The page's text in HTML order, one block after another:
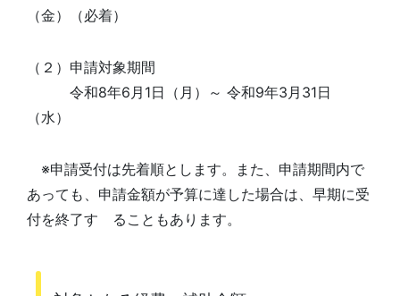
（金）（必着）
（２）申請対象期間
令和8年6月1日（月）～ 令和9年3月31日
（水）
※申請受付は先着順とします。また、申請期間内で
あっても、申請金額が予算に達した場合は、早期に受
付を終了す ることもあります。